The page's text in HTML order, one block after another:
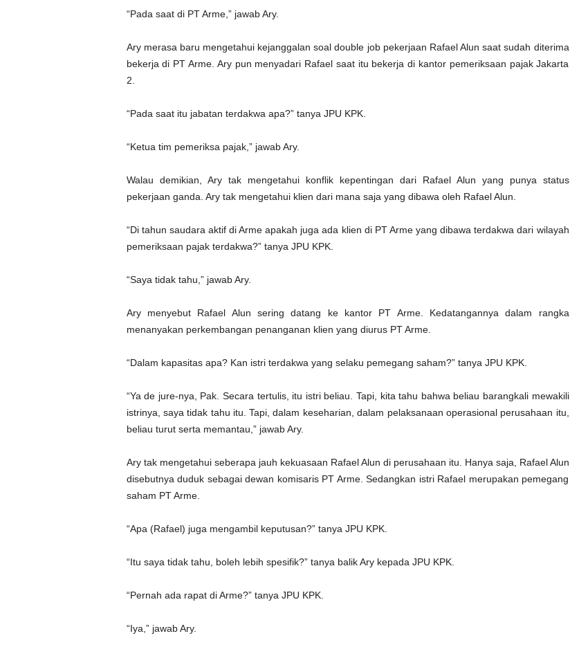
“Pada saat di PT Arme,” jawab Ary.
Ary merasa baru mengetahui kejanggalan soal double job pekerjaan Rafael Alun saat sudah diterima
bekerja di PT Arme. Ary pun menyadari Rafael saat itu bekerja di kantor pemeriksaan pajak Jakarta
2.
“Pada saat itu jabatan terdakwa apa?” tanya JPU KPK.
“Ketua tim pemeriksa pajak,” jawab Ary.
Walau demikian, Ary tak mengetahui konflik kepentingan dari Rafael Alun yang punya status
pekerjaan ganda. Ary tak mengetahui klien dari mana saja yang dibawa oleh Rafael Alun.
“Di tahun saudara aktif di Arme apakah juga ada klien di PT Arme yang dibawa terdakwa dari wilayah
pemeriksaan pajak terdakwa?” tanya JPU KPK.
“Saya tidak tahu,” jawab Ary.
Ary menyebut Rafael Alun sering datang ke kantor PT Arme. Kedatangannya dalam rangka
menanyakan perkembangan penanganan klien yang diurus PT Arme.
“Dalam kapasitas apa? Kan istri terdakwa yang selaku pemegang saham?” tanya JPU KPK.
“Ya de jure-nya, Pak. Secara tertulis, itu istri beliau. Tapi, kita tahu bahwa beliau barangkali mewakili
istrinya, saya tidak tahu itu. Tapi, dalam keseharian, dalam pelaksanaan operasional perusahaan itu,
beliau turut serta memantau,” jawab Ary.
Ary tak mengetahui seberapa jauh kekuasaan Rafael Alun di perusahaan itu. Hanya saja, Rafael Alun
disebutnya duduk sebagai dewan komisaris PT Arme. Sedangkan istri Rafael merupakan pemegang
saham PT Arme.
“Apa (Rafael) juga mengambil keputusan?” tanya JPU KPK.
“Itu saya tidak tahu, boleh lebih spesifik?” tanya balik Ary kepada JPU KPK.
“Pernah ada rapat di Arme?” tanya JPU KPK.
“Iya,” jawab Ary.